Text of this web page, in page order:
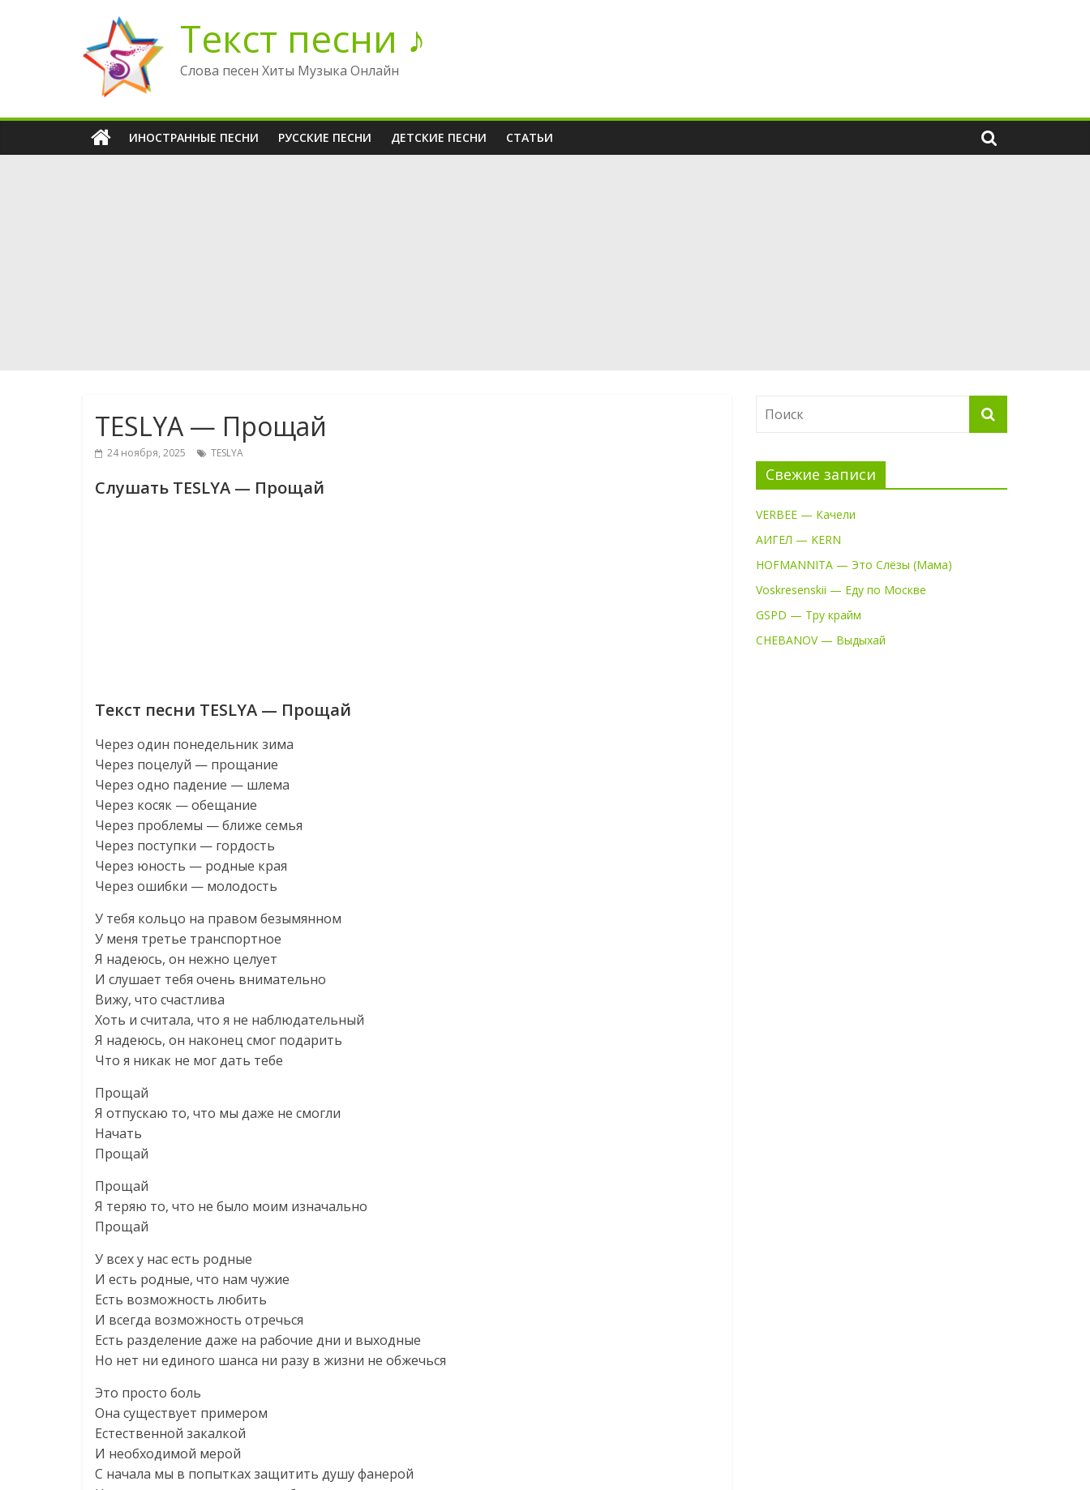
содержимому
Текст песни ♪
Слова песен Хиты Музыка Онлайн
ИНОСТРАННЫЕ ПЕСНИ РУССКИЕ ПЕСНИ ДЕТСКИЕ ПЕСНИ СТАТЬИ
TESLYA — Прощай
24 ноября, 2025 TESLYA
Слушать TESLYA — Прощай
Текст песни TESLYA — Прощай
Через один понедельник зима
Через поцелуй — прощание
Через одно падение — шлема
Через косяк — обещание
Через проблемы — ближе семья
Через поступки — гордость
Через юность — родные края
Через ошибки — молодость
У тебя кольцо на правом безымянном
У меня третье транспортное
Я надеюсь, он нежно целует
И слушает тебя очень внимательно
Вижу, что счастлива
Хоть и считала, что я не наблюдательный
Я надеюсь, он наконец смог подарить
Что я никак не мог дать тебе
Прощай
Я отпускаю то, что мы даже не смогли
Начать
Прощай
Прощай
Я теряю то, что не было моим изначально
Прощай
У всех у нас есть родные
И есть родные, что нам чужие
Есть возможность любить
И всегда возможность отречься
Есть разделение даже на рабочие дни и выходные
Но нет ни единого шанса ни разу в жизни не обжечься
Это просто боль
Она существует примером
Естественной закалкой
И необходимой мерой
С начала мы в попытках защитить душу фанерой
Свежие записи
VERBEE — Качели
АИГЕЛ — KERN
HOFMANNITA — Это Слёзы (Мама)
Voskresenskii — Еду по Москве
GSPD — Тру крайм
CHEBANOV — Выдыхай